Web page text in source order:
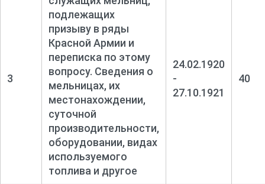
3
подлежащих
призыву в ряды
Красной Армии и
переписка по этому
вопросу. Сведения о
мельницах, их
местонахождении,
суточной
производительности,
оборудовании, видах
используемого
топлива и другое
24.02.1920
-
27.10.1921
40